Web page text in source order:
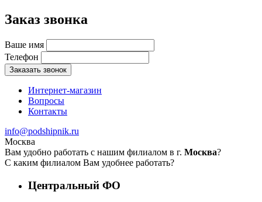
Заказ звонка
Ваше имя
Телефон
Заказать звонок
Интернет-магазин
Вопросы
Контакты
info@podshipnik.ru
Москва
Вам удобно работать с нашим филиалом в г. Москва?
С каким филиалом Вам удобнее работать?
Центральный ФО